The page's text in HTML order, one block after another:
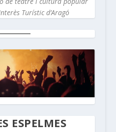
Turístic d’Aragó
ESPELMES